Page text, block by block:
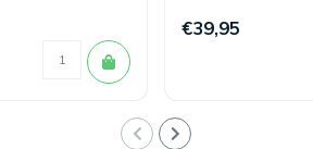
€39,95